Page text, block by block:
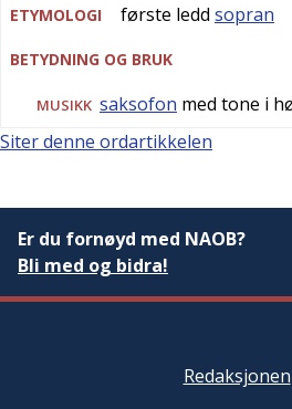
ETYMOLOGI første ledd sopran
BETYDNING OG BRUK
MUSIKK saksofon med tone i
Siter denne ordartikkelen
Er du fornøyd med NAOB?
Bli med og bidra!
Redaksjonen